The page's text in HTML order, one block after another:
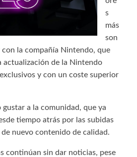
s
más
son
la compañía Nintendo, que
actualización de la Nintendo
y con un coste superior
gustar a la comunidad, que ya
tiempo atrás por las subidas
nuevo contenido de calidad.
continúan sin dar noticias, pese